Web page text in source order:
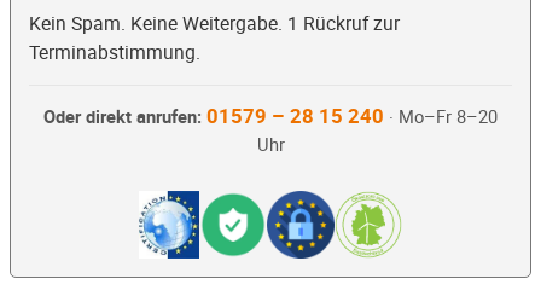
Kein Spam. Keine Weitergabe. 1 Rückruf zur
Terminabstimmung.
Oder direkt anrufen: 01579 – 28 15 240 · Mo–Fr 8–20
Uhr